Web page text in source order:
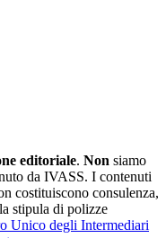
editoriale. Non siamo
da IVASS. I contenuti
costituiscono consulenza,
stipula di polizze
Unico degli Intermediari